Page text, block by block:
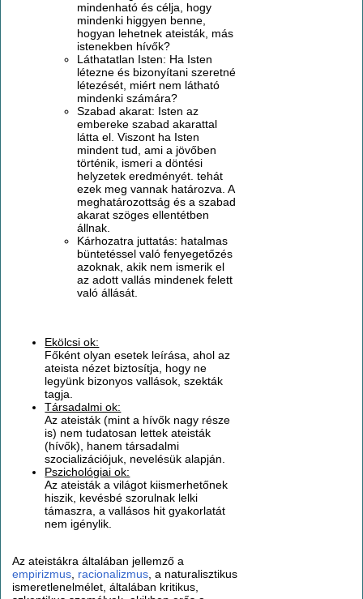
mindenható és célja, hogy
mindenki higgyen benne,
hogyan lehetnek ateisták, más
istenekben hívők?
Láthatatlan Isten: Ha Isten
létezne és bizonyítani szeretné
létezését, miért nem látható
mindenki számára?
Szabad akarat: Isten az
embereke szabad akarattal
látta el. Viszont ha Isten
mindent tud, ami a jövőben
történik, ismeri a döntési
helyzetek eredményét. tehát
ezek meg vannak határozva. A
meghatározottság és a szabad
akarat szöges ellentétben
állnak.
Kárhozatra juttatás: hatalmas
büntetéssel való fenyegetőzés
azoknak, akik nem ismerik el
az adott vallás mindenek felett
való állását.
Ekölcsi ok:
Főként olyan esetek leírása, ahol az
ateista nézet biztosítja, hogy ne
legyünk bizonyos vallások, szekták
tagja.
Társadalmi ok:
Az ateisták (mint a hívők nagy része
is) nem tudatosan lettek ateisták
(hívők), hanem társadalmi
szocializációjuk, nevelésük alapján.
Pszichológiai ok:
Az ateisták a világot kiismerhetőnek
hiszik, kevésbé szorulnak lelki
támaszra, a vallásos hit gyakorlatát
nem igénylik.
Az ateistákra általában jellemző a
empirizmus, racionalizmus, a naturalisztikus
ismeretlenelmélet, általában kritikus,